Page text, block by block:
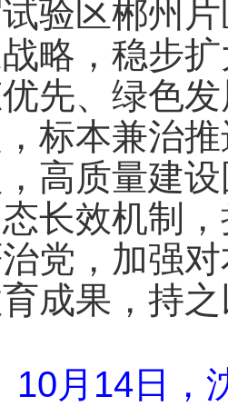
验区郴州
略，稳步
先、绿色
标本兼治
高质量建
长效机制
党，加强
成果，持
10月14日，